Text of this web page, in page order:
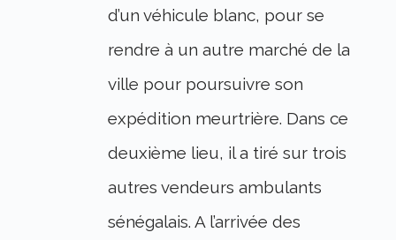
d’un véhicule blanc, pour se
rendre à un autre marché de la
ville pour poursuivre son
expédition meurtrière. Dans ce
deuxième lieu, il a tiré sur trois
autres vendeurs ambulants
sénégalais. A l’arrivée des